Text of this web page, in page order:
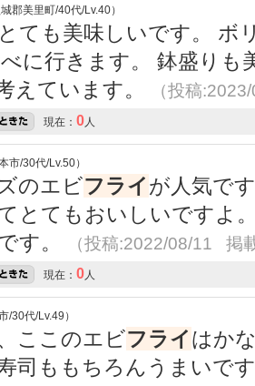
郡美里町/40代/Lv.40）
ても美味しいです。 ボ
に行きます。 鉢盛り
えています。
（投稿
現在： 0人
市/30代/Lv.50）
のエビフライが人気で
とてもおいしいですよ
す。 （投稿:2022/08/11 掲
現在： 0人
30代/Lv.49）
ここのエビフライはか
司ももちろんうまいで